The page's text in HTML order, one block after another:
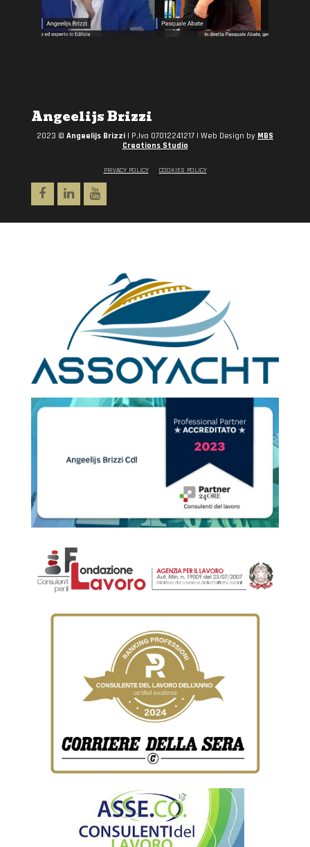
Angeelijs Brizzi
2023 © Angeelijs Brizzi | P.Iva 07012241217 | Web Design by MBS
Creations Studio
PRIVACY POLICY COOKIES POLICY
Facebook
Linkedin